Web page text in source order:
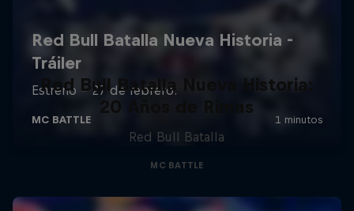
Red Bull Batalla Nueva Historia:
20 Años de Rimas
Red Bull Batalla
MC BATTLE